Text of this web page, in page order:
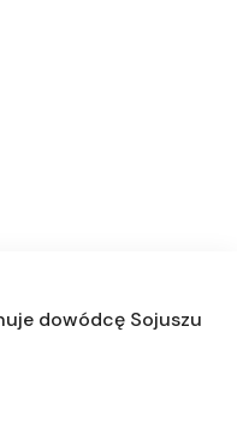
dowódcę Sojuszu